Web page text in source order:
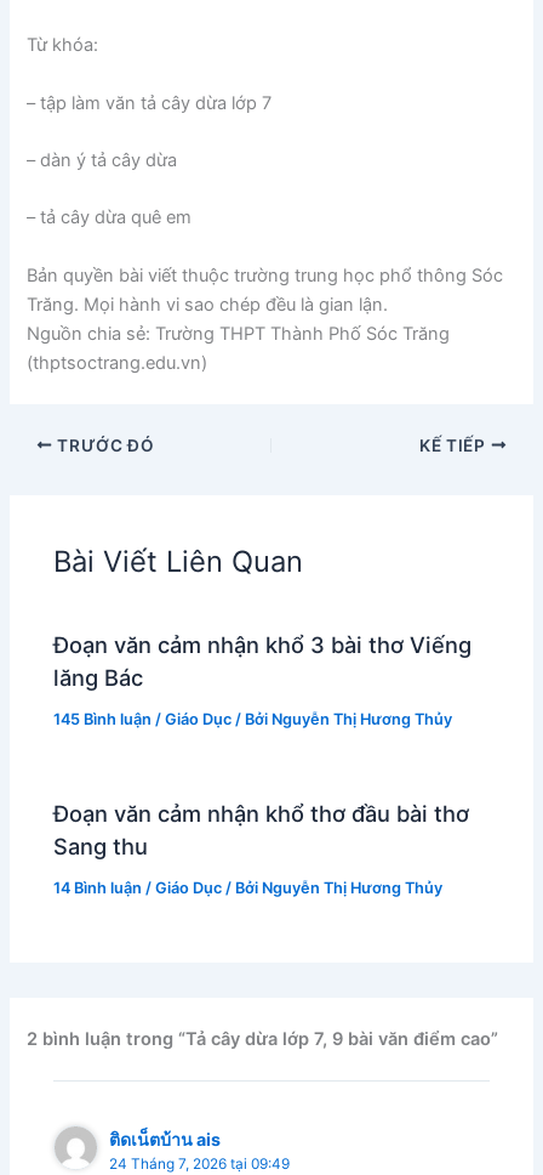
Từ khóa:
– tập làm văn tả cây dừa lớp 7
– dàn ý tả cây dừa
– tả cây dừa quê em
Bản quyền bài viết thuộc trường trung học phổ thông Sóc
Trăng. Mọi hành vi sao chép đều là gian lận.
Nguồn chia sẻ: Trường THPT Thành Phố Sóc Trăng
(thptsoctrang.edu.vn)
TRƯỚC ĐÓ KẾ TIẾP
Bài Viết Liên Quan
Đoạn văn cảm nhận khổ 3 bài thơ Viếng
lăng Bác
145 Bình luận /Giáo Dục / Bởi Nguyễn Thị Hương Thủy
Đoạn văn cảm nhận khổ thơ đầu bài thơ
Sang thu
14 Bình luận /Giáo Dục / Bởi Nguyễn Thị Hương Thủy
2 bình luận trong “Tả cây dừa lớp 7, 9 bài văn điểm cao”
ติดเน็ตบ้าน ais
24 Tháng 7, 2026 tại 09:49